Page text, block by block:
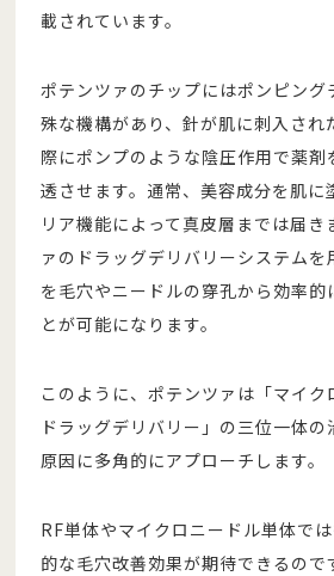
載されています。
ポテンツァのチップにはポンピング
殊な機構があり、針が肌に刺入され
際にポンプのような陰圧作用で薬剤
透させます。通常、美容成分を肌に
リア機能によって真皮層までは届き
ァのドラッグデリバリーシステムを
を毛穴やニードルの穿孔から効率的
とが可能になります。
このように、ポテンツァは「マイ
ドラッグデリバリー」の三位一体の
原因に多角的にアプローチします。
RF単体やマイクロニードル単体で
的な毛穴改善効果が期待できるので